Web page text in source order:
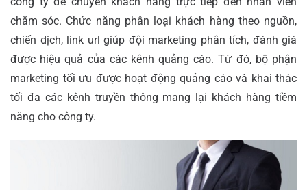
chăm sóc. Chức năng phân loại khách hàng theo nguồn,
chiến dịch, link url giúp đội marketing phân tích, đánh giá
được hiệu quả của các kênh quảng cáo. Từ đó, bộ phận
marketing tối ưu được hoạt động quảng cáo và khai thác
tối đa các kênh truyền thông mang lại khách hàng tiềm
năng cho công ty.